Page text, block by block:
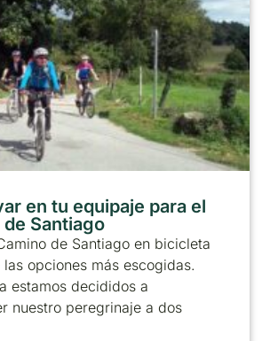
en tu equipaje para el
de Santiago
de Santiago en bicicleta
las opciones más escogidas.
estamos decididos a
nuestro peregrinaje a dos